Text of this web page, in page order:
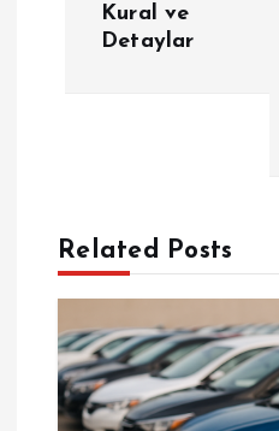
n
m
Kural ve
Detaylar
Related Posts